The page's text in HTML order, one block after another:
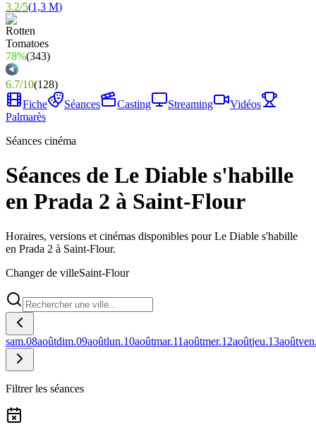
3.2/5(1,3 M)
78%(343)
6.7/10(128)
Fiche
Séances Casting Streaming
Vidéos
Palmarès
Séances cinéma
Séances de Le Diable s'habille
en Prada 2 à Saint-Flour
Horaires, versions et cinémas disponibles pour Le Diable s'habille
en Prada 2 à Saint-Flour.
Changer de villeSaint-Flour
sam.08aoûtdim.09aoûtlun.10aoûtmar.11aoûtmer.12aoûtjeu.13août
Filtrer les séances